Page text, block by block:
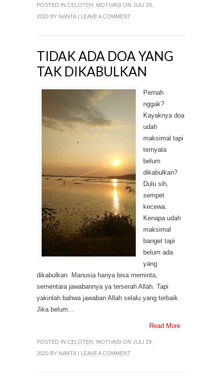
POSTED IN CELOTEH MOTIVASI ON JULI 29,
2020 BY NANTA | LEAVE A COMMENT
TIDAK ADA DOA YANG
TAK DIKABULKAN
Pernah
nggak?
Kayaknya doa
udah
maksimal tapi
ternyata
belum
dikabulkan?
Dulu sih,
sempet
kecewa.
Kenapa udah
maksimal
banget tapi
belum ada
yang
dikabulkan. Manusia hanya bisa meminta,
sementara jawabannya ya terserah Allah. Tapi
yakinlah bahwa jawaban Allah selalu yang terbaik.
Jika belum...
Read More
POSTED IN CELOTEH MOTIVASI ON JULI 29,
2020 BY NANTA | LEAVE A COMMENT